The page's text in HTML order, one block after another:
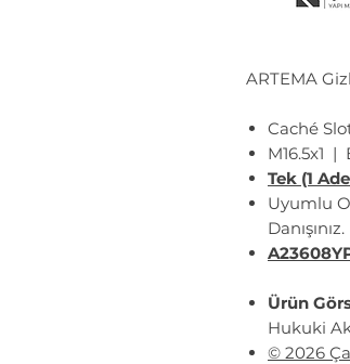
ARTEMA
Caché
M16.5x1 |
Tek (1
Uyumlu
Danışınız.
Ürün
Hukuki
© 2026